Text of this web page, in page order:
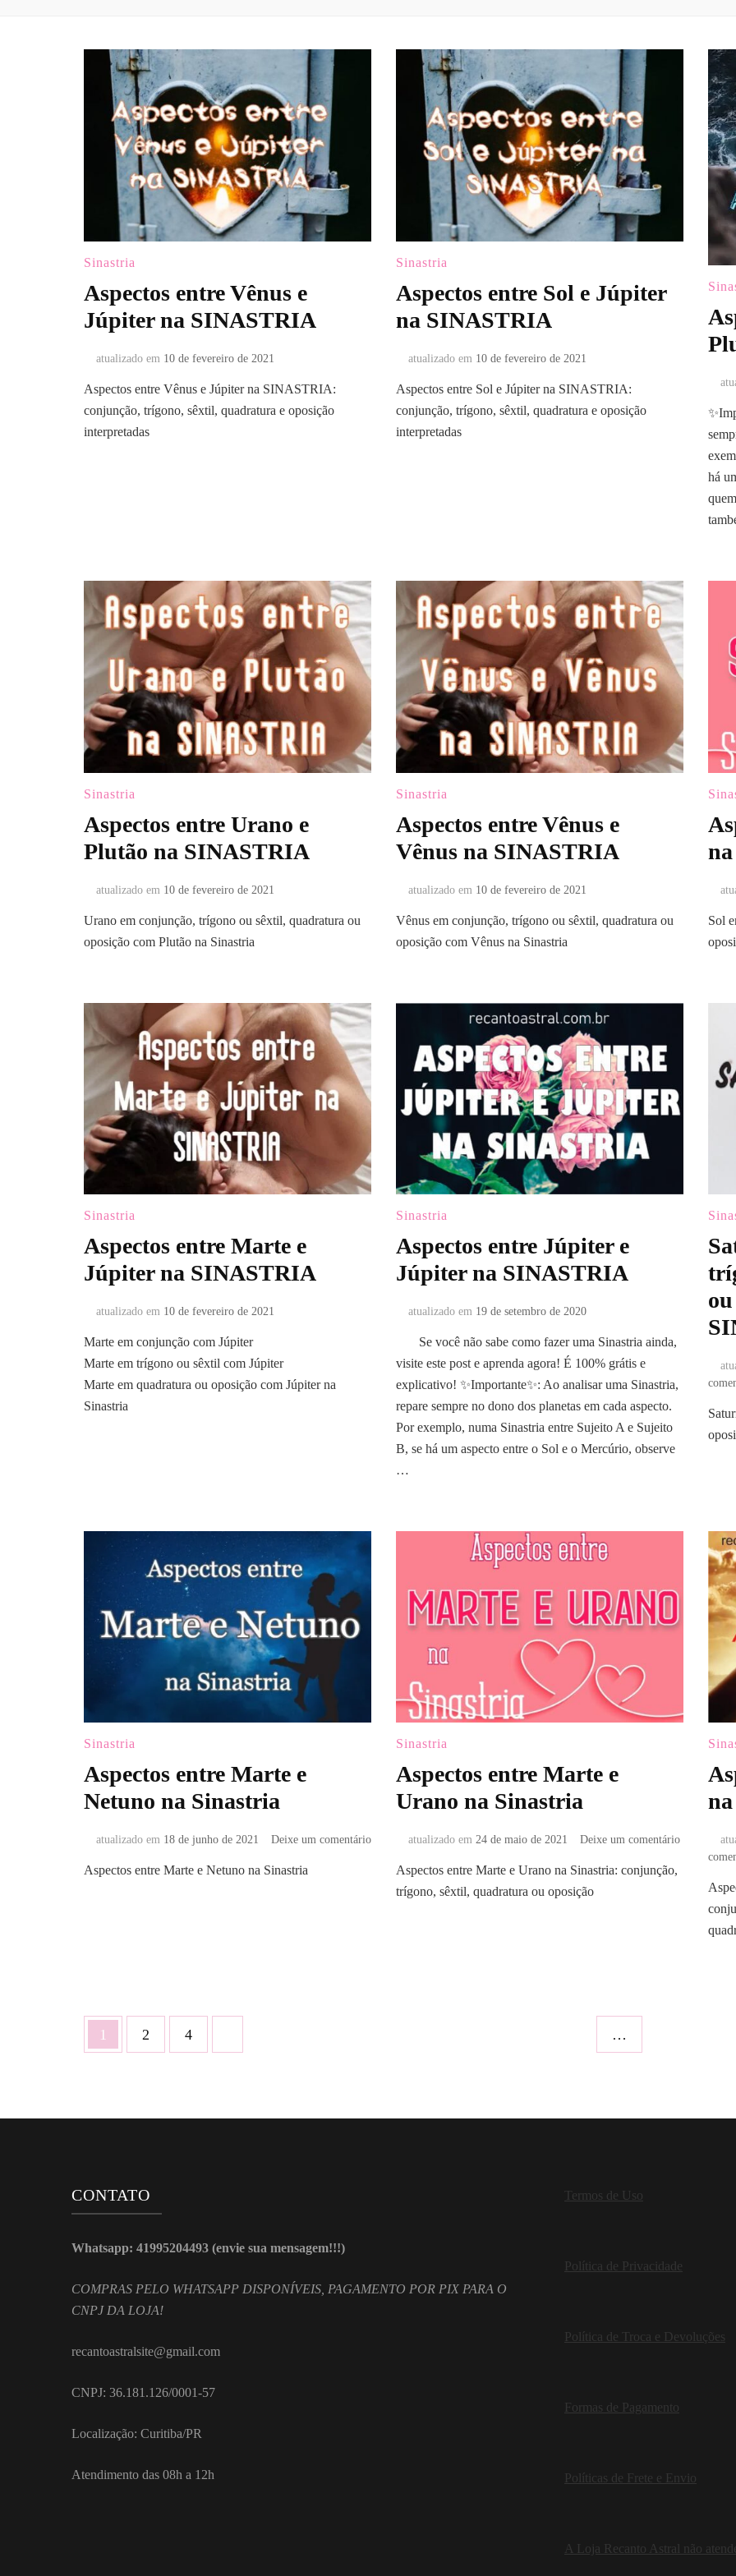
Sinastria
Aspectos entre Vênus e
Júpiter na SINASTRIA
atualizado em 10 de fevereiro de 2021
Aspectos entre Vênus e Júpiter na SINASTRIA:
conjunção, trígono, sêxtil, quadratura e oposição
interpretadas
Sinastria
Aspectos entre Sol e Júpiter
na SINASTRIA
atualizado em 10 de fevereiro de 2021
Aspectos entre Sol e Júpiter na SINASTRIA:
conjunção, trígono, sêxtil, quadratura e oposição
interpretadas
há
Sinastria
Aspectos entre Urano e
Plutão na SINASTRIA
atualizado em 10 de fevereiro de 2021
Urano em conjunção, trígono ou sêxtil, quadratura ou
oposição com Plutão na Sinastria
Sinastria
Aspectos entre Vênus e
Vênus na SINASTRIA
atualizado em 10 de fevereiro de 2021
Vênus em conjunção, trígono ou sêxtil, quadratura ou
oposição com Vênus na Sinastria
Sol
Sinastria
Aspectos entre Marte e
Júpiter na SINASTRIA
atualizado em 10 de fevereiro de 2021
Marte em conjunção com Júpiter
Marte em trígono ou sêxtil com Júpiter
Marte em quadratura ou oposição com Júpiter na
Sinastria
Sinastria
Aspectos entre Júpiter e
Júpiter na SINASTRIA
atualizado em 19 de setembro de 2020
Se você não sabe como fazer uma Sinastria ainda,
visite este post e aprenda agora! É 100% grátis e
explicativo! ✨Importante✨: Ao analisar uma Sinastria,
repare sempre no dono dos planetas em cada aspecto.
Por exemplo, numa Sinastria entre Sujeito A e Sujeito
B, se há um aspecto entre o Sol e o Mercúrio, observe
…
Sinastria
Aspectos entre Marte e
Netuno na Sinastria
atualizado em 18 de junho de 2021 Deixe um comentárioem
Marte
Aspectos entre Marte e Netuno na Sinastria
Sinastria
Aspectos entre Marte e
Urano na Sinastria
atualizado em 24 de maio de 2021 Deixe um comentárioem
Aspectos
Aspectos entre Marte e Urano na Sinastria: conjunção,
trígono, sêxtil, quadratura ou oposição
Paginação
de
Página
1 Página
2 …
Página
4
CONTATO
Whatsapp: 41995204493 (envie sua mensagem!!!)
COMPRAS PELO WHATSAPP DISPONÍVEIS, PAGAMENTO POR PIX PARA O
CNPJ DA LOJA!
recantoastralsite@gmail.com
CNPJ: 36.181.126/0001-57
Localização: Curitiba/PR
Atendimento das 08h a 12h
Termos de Uso
Política de Privacidade
Política de Troca e Devoluções
Formas de Pagamento
Políticas de Frete e Envio
A Loja Recanto Astral não